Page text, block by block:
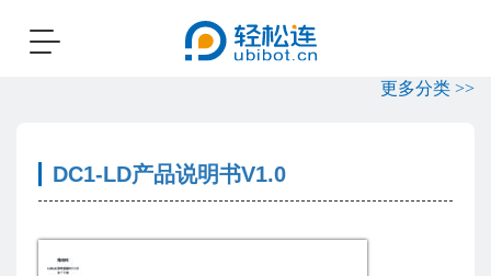
Toggle
更多分类 >>
DC1-LD产品说明书V1.0